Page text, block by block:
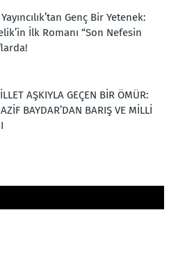
Genç Bir Yetenek:
İlk Romanı “Son Nefesin
AŞKIYLA GEÇEN BİR ÖMÜR:
BAYDAR’DAN BARIŞ VE MİLLİ